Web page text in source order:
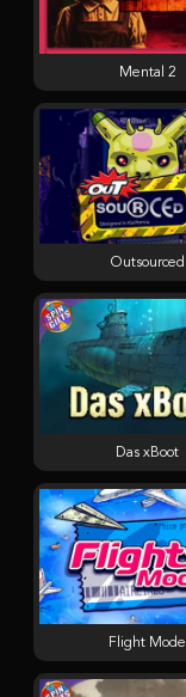
Mental 2
Outsourced
Das xBoot
Flight Mode